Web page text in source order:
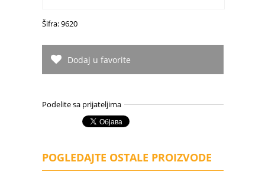
Šifra: 9620
Dodaj u favorite
Podelite sa prijateljima
POGLEDAJTE OSTALE PROIZVODE